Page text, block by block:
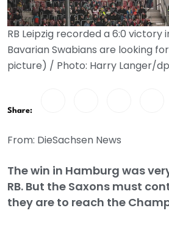
RB Leipzig recorded a 6:0 victory
Bavarian Swabians are looking
picture) / Photo: Harry Langer/
Share:
From: DieSachsen News
The win in Hamburg was
RB. But the Saxons must
they are to reach the